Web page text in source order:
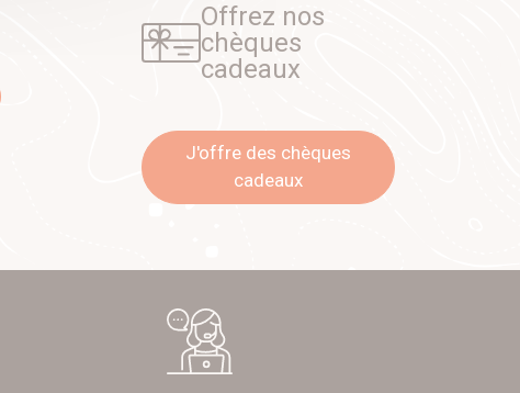
Offrez nos
chèques
cadeaux
J'offre des chèques
cadeaux